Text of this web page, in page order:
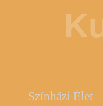
Színházi Élet